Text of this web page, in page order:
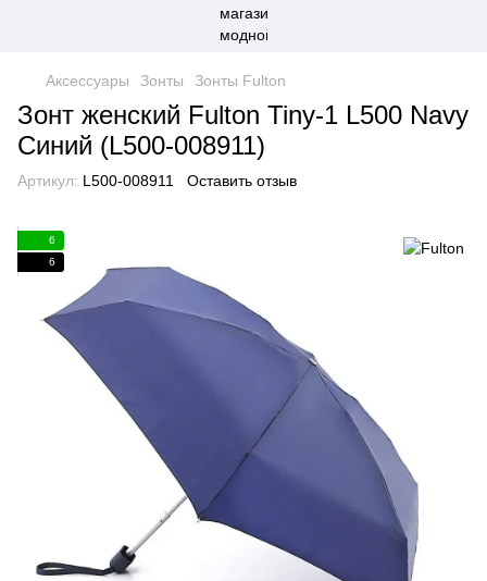
Аксессуары Зонты Зонты Fulton
Зонт женский Fulton Tiny-1 L500 Navy
Синий (L500-008911)
Артикул: L500-008911 Оставить отзыв
6
6